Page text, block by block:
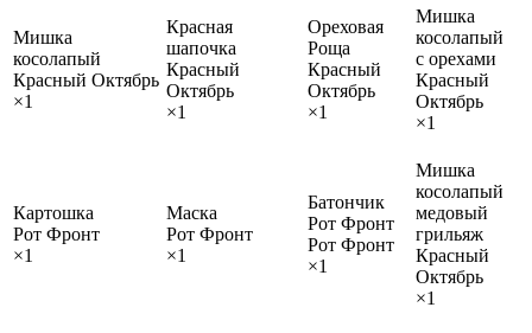
Мишка
косолапый
Красный Октябрь
×1
Красная
шапочка
Красный
Октябрь
×1
Ореховая
Роща
Красный
Октябрь
×1
Мишка
косолапый
с орехами
Красный
Октябрь
×1
Картошка
Рот Фронт
×1
Маска
Рот Фронт
×1
Батончик
Рот Фронт
Рот Фронт
×1
Мишка
косолапый
медовый
грильяж
Красный
Октябрь
×1